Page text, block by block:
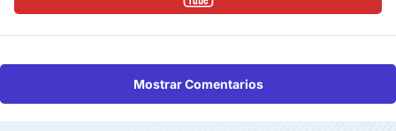
Mostrar Comentarios